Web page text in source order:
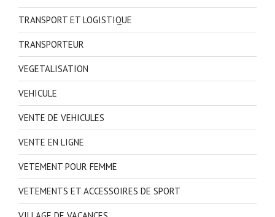
TRANSPORT ET LOGISTIQUE
TRANSPORTEUR
VEGETALISATION
VEHICULE
VENTE DE VEHICULES
VENTE EN LIGNE
VETEMENT POUR FEMME
VETEMENTS ET ACCESSOIRES DE SPORT